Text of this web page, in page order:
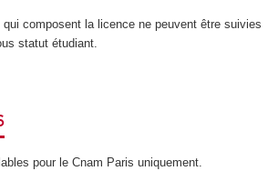
composent la licence ne peuvent être suivies
statut étudiant.
pour le Cnam Paris uniquement.